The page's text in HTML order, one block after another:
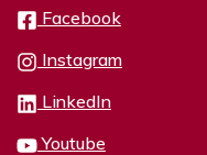
Facebook
Instagram
LinkedIn
Youtube